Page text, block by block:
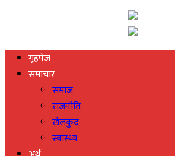
गृहपेज
समाचार
समाज
राजनीति
खेलकुद
स्वास्थ्य